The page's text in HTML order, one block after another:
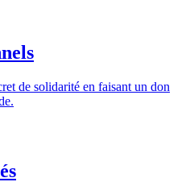
de solidarité en faisant un don